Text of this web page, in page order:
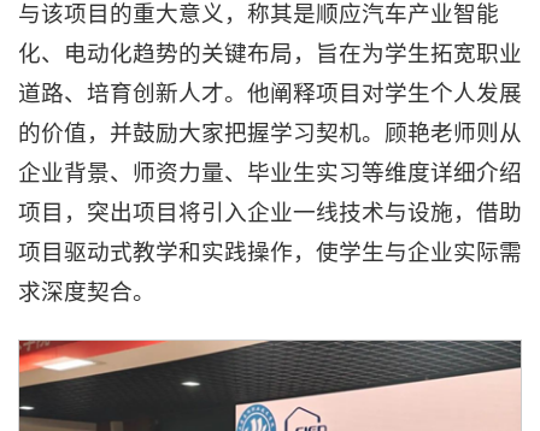
与该项目的重大意义，称其是顺应汽车产业智能
化、电动化趋势的关键布局，旨在为学生拓宽职业
道路、培育创新人才。他阐释项目对学生个人发展
的价值，并鼓励大家把握学习契机。顾艳老师则从
企业背景、师资力量、毕业生实习等维度详细介绍
项目，突出项目将引入企业一线技术与设施，借助
项目驱动式教学和实践操作，使学生与企业实际需
求深度契合。